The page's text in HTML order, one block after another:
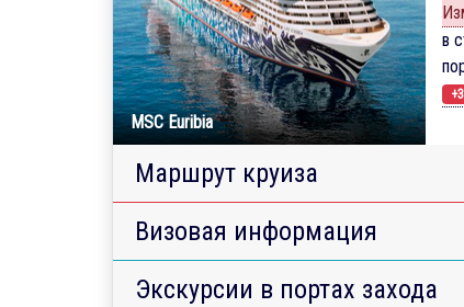
MSC Euribia
в
+3
Маршрут круиза
Визовая информация
Экскурсии в портах захода